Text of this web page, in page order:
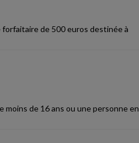
de 500 euros destinée à
de 16 ans ou une personne en